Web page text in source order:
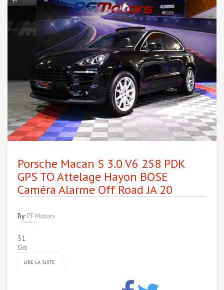
Porsche Macan S 3.0 V6 258 PDK
GPS TO Attelage Hayon BOSE
Caméra Alarme Off Road JA 20
By: PF Motors
31
Oct
LIRE LA SUITE